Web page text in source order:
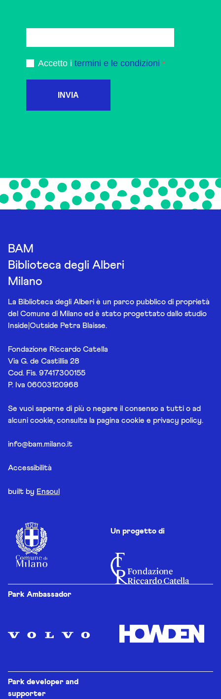
Accetto i termini e le condizioni
INVIA
BAM
Biblioteca degli Alberi
Milano
La Biblioteca degli Alberi è un parco pubblico di proprietà
del Comune di Milano ed è stato progettato dallo studio
Inside|Outside Petra Blaisse.
Fondazione Riccardo Catella
Via G. de Castillia 28
Cod. Fis. 97417300155
P. Iva 06003120968
Se vuoi saperne di più o negare il consenso a tutti o ad
alcuni cookie, consulta la pagina cookie e privacy policy.
info@bam.milano.it
Accessibilità
built by Ensoul
Un progetto di
Park Ambassador
Park developer and
supporter